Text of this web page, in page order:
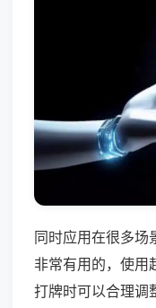
同时应用在很多场
非常有用的，使用
打牌时可以合理调